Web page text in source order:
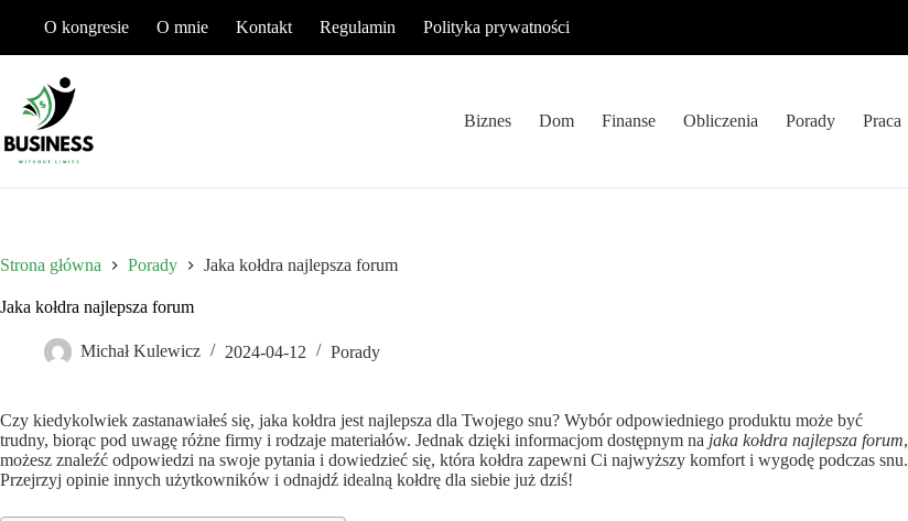
O kongresie O mnie Kontakt Regulamin Polityka prywatności
Biznes Dom Finanse Obliczenia Porady Praca
Strona główna Porady Jaka kołdra najlepsza forum
Jaka kołdra najlepsza forum
Michał Kulewicz 2024-04-12 Porady
Czy kiedykolwiek zastanawiałeś się, jaka kołdra jest najlepsza dla Twojego snu? Wybór odpowiedniego produktu może być
trudny, biorąc pod uwagę różne firmy i rodzaje materiałów. Jednak dzięki informacjom dostępnym na jaka kołdra najlepsza forum,
możesz znaleźć odpowiedzi na swoje pytania i dowiedzieć się, która kołdra zapewni Ci najwyższy komfort i wygodę podczas snu.
Przejrzyj opinie innych użytkowników i odnajdź idealną kołdrę dla siebie już dziś!